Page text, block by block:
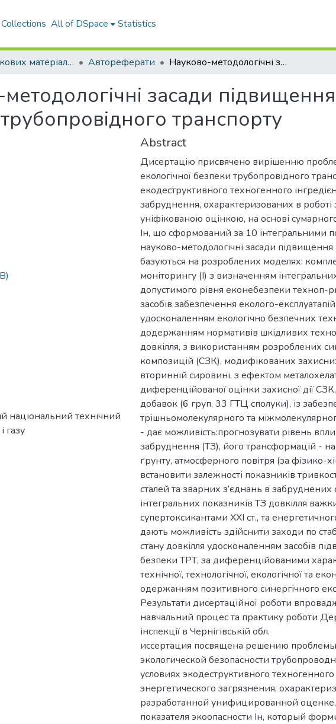
All of DSpace Statistics
Архів наукових матеріалів Автореферати Науково-методологічні засади підвищення рівня екологічної безпеки трубопровідного транспорту
засади підвищення
транспорту
національний технічний
газу
Abstract
Дисертацію присвячено вирішенню
екологічної безпеки трубопровідного
екодеструктивного техногенного
забруднення, охарактеризованих в
уніфікованою оцінкою, на основі
Iн, що сформований за 10 інтегральними
науково-методологічні засади
базуються на розроблених моделях:
моніторингу (І) з визначенням
допустимого рівня еконебезпеки техноп-
засобів забезпечення еколого-
удосконаленням екологічно безпечних
додержанням нормативів шкідливих
довкілля, з використанням розроблених
композицій (СЗК), модифікованих
вторинній сировині, з ефектом
диференційованої оцінки захисної дії
добавок (6 груп, 33 ГТЦ сполуки), із
трішньомолекулярного та
- дає можливість:прогнозувати рівень
забруднення (ТЗ), його трансформацій -
ґрунту, атмосферного повітря (за фізико-
встановити залежності показників
сталей та зварних з’єднань в
інтегральних показників ТЗ довкілля
супертоксикантами XXI ст., та
дають можливість здійснити заходи по
стану довкілля удосконаленням засобів
безпеки ТРТ, за диференційованими
технічної, технологічної, екологічної та
одержанням позитивного синергічного
Результати дисертаційної роботи
навчальний процес та практику роботи
інспекції в Чернігівській обл.
иссертация посвящена решению
экологической безопасности
условиях экодеструктивного
энергетического загрязнения,
разработанной унифицированной
показателя экоопасности Iн, который